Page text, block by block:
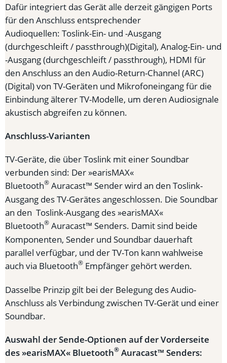
Dafür integriert das Gerät alle derzeit gängigen Ports
für den Anschluss entsprechender
Audioquellen: Toslink-Ein- und -Ausgang
(durchgeschleift / passthrough)(Digital), Analog-Ein- und
-Ausgang (durchgeschleift / passthrough), HDMI für
den Anschluss an den Audio-Return-Channel (ARC)
(Digital) von TV-Geräten und Mikrofoneingang für die
Einbindung älterer TV-Modelle, um deren Audiosignale
akustisch abgreifen zu können.
Anschluss-Varianten
TV-Geräte, die über Toslink mit einer Soundbar
verbunden sind: Der »earisMAX«
Bluetooth® Auracast™ Sender wird an den Toslink-
Ausgang des TV-Gerätes angeschlossen. Die Soundbar
an den Toslink-Ausgang des »earisMAX«
Bluetooth® Auracast™ Senders. Damit sind beide
Komponenten, Sender und Soundbar dauerhaft
parallel verfügbar, und der TV-Ton kann wahlweise
auch via Bluetooth® Empfänger gehört werden.
Dasselbe Prinzip gilt bei der Belegung des Audio-
Anschluss als Verbindung zwischen TV-Gerät und einer
Soundbar.
Auswahl der Sende-Optionen auf der Vorderseite
des »earisMAX« Bluetooth® Auracast™ Senders: